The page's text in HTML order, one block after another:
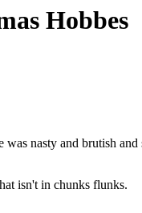
Hobbes
was nasty and
isn't in chunks